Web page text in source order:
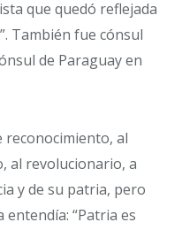
que quedó reflejada
También fue cónsul
de Paraguay en
reconocimiento, al
al revolucionario, a
y de su patria, pero
“Patria es